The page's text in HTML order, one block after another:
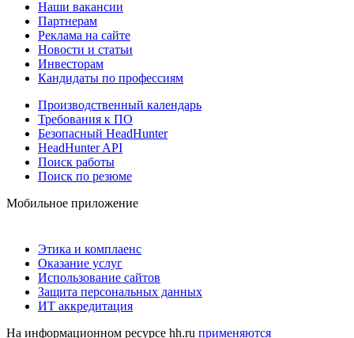
Наши вакансии
Партнерам
Реклама на сайте
Новости и статьи
Инвесторам
Кандидаты по профессиям
Производственный календарь
Требования к ПО
Безопасный HeadHunter
HeadHunter API
Поиск работы
Поиск по резюме
Мобильное приложение
Этика и комплаенс
Оказание услуг
Использование сайтов
Защита персональных данных
ИТ аккредитация
На информационном ресурсе hh.ru применяются